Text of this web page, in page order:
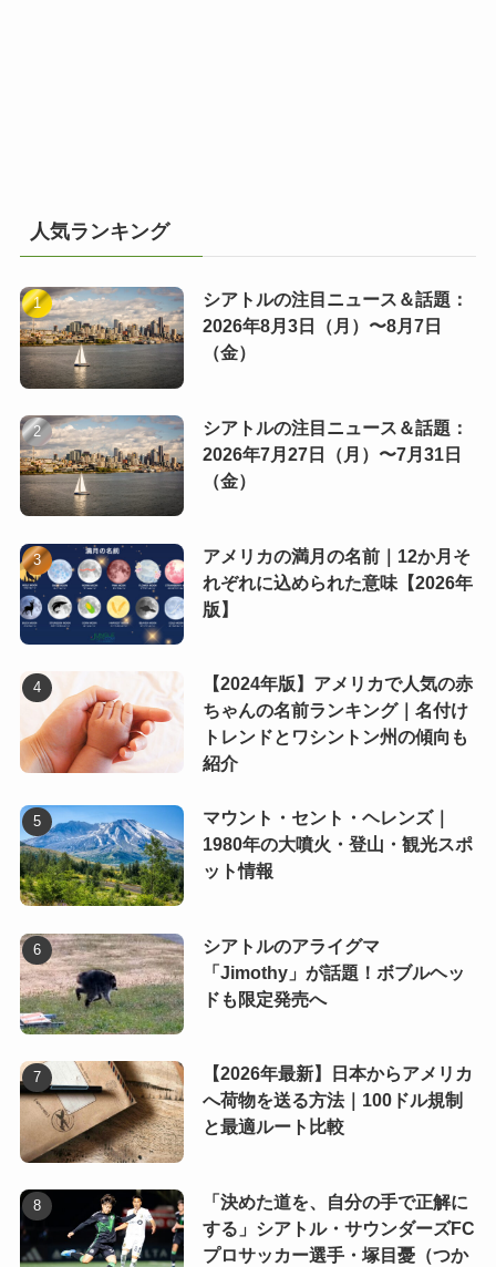
人気ランキング
シアトルの注目ニュース＆話題：
2026年8月3日（月）〜8月7日
（金）
シアトルの注目ニュース＆話題：
2026年7月27日（月）〜7月31日
（金）
アメリカの満月の名前｜12か月そ
れぞれに込められた意味【2026年
版】
【2024年版】アメリカで人気の赤
ちゃんの名前ランキング｜名付け
トレンドとワシントン州の傾向も
紹介
マウント・セント・ヘレンズ｜
1980年の大噴火・登山・観光スポ
ット情報
シアトルのアライグマ
「Jimothy」が話題！ボブルヘッ
ドも限定発売へ
【2026年最新】日本からアメリカ
へ荷物を送る方法｜100ドル規制
と最適ルート比較
「決めた道を、自分の手で正解に
する」シアトル・サウンダーズFC
プロサッカー選手・塚目憂（つか